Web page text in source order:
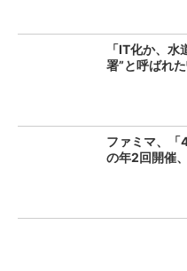
「IT化か、
署”と呼ばれ
ファミマ、
の年2回開催